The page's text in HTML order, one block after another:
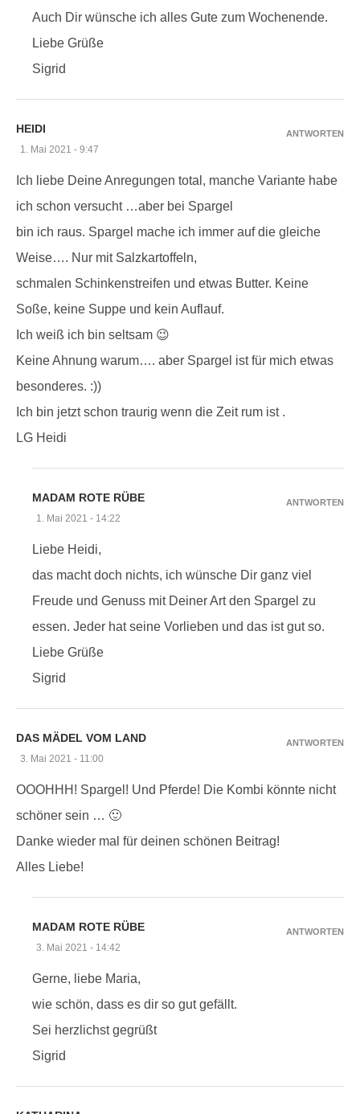
Auch Dir wünsche ich alles Gute zum Wochenende.
Liebe Grüße
Sigrid
HEIDI
1. Mai 2021 - 9:47
Ich liebe Deine Anregungen total, manche Variante habe
ich schon versucht …aber bei Spargel
bin ich raus. Spargel mache ich immer auf die gleiche
Weise…. Nur mit Salzkartoffeln,
schmalen Schinkenstreifen und etwas Butter. Keine
Soße, keine Suppe und kein Auflauf.
Ich weiß ich bin seltsam 😉
Keine Ahnung warum…. aber Spargel ist für mich etwas
besonderes. :))
Ich bin jetzt schon traurig wenn die Zeit rum ist .
LG Heidi
ANTWORTEN
MADAM ROTE RÜBE
1. Mai 2021 - 14:22
Liebe Heidi,
das macht doch nichts, ich wünsche Dir ganz viel
Freude und Genuss mit Deiner Art den Spargel zu
essen. Jeder hat seine Vorlieben und das ist gut so.
Liebe Grüße
Sigrid
ANTWORTEN
DAS MÄDEL VOM LAND
3. Mai 2021 - 11:00
OOOHHH! Spargel! Und Pferde! Die Kombi könnte nicht
schöner sein … 🙂
Danke wieder mal für deinen schönen Beitrag!
Alles Liebe!
ANTWORTEN
MADAM ROTE RÜBE
3. Mai 2021 - 14:42
Gerne, liebe Maria,
wie schön, dass es dir so gut gefällt.
Sei herzlichst gegrüßt
Sigrid
ANTWORTEN